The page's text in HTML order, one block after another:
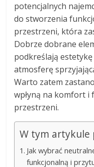
potencjalnych
do stworzenia
przestrzeni, która
Dobrze dobrane
podkreślają
atmosferę
Warto zatem
wpłyną na komfort
przestrzeni.
W tym artykule
Jak wybrać
funkcjonalną i